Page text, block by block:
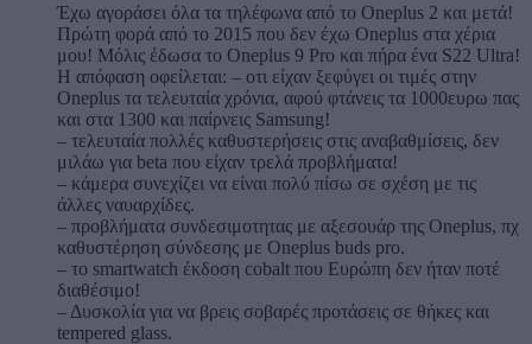
Έχω αγοράσει όλα τα τηλέφωνα από το Oneplus 2 και μετά!
Πρώτη φορά από το 2015 που δεν έχω Oneplus στα χέρια
μου! Μόλις έδωσα το Oneplus 9 Pro και πήρα ένα S22 Ultra!
Η απόφαση οφείλεται: – οτι είχαν ξεφύγει οι τιμές στην
Oneplus τα τελευταία χρόνια, αφού φτάνεις τα 1000ευρω πας
και στα 1300 και παίρνεις Samsung!
– τελευταία πολλές καθυστερήσεις στις αναβαθμίσεις, δεν
μιλάω για beta που είχαν τρελά προβλήματα!
– κάμερα συνεχίζει να είναι πολύ πίσω σε σχέση με τις
άλλες ναυαρχίδες.
– προβλήματα συνδεσιμοτητας με αξεσουάρ της Oneplus, πχ
καθυστέρηση σύνδεσης με Oneplus buds pro.
– το smartwatch έκδοση cobalt που Ευρώπη δεν ήταν ποτέ
διαθέσιμο!
– Δυσκολία για να βρεις σοβαρές προτάσεις σε θήκες και
tempered glass.